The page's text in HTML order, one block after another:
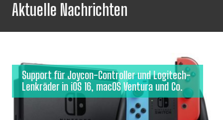
Aktuelle Nachrichten
Support für Joycon-Controller und Logitech-
Lenkräder in iOS 16, macOS Ventura und Co.